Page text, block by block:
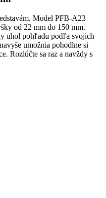
Model PFB-A23
od 22 mm do 150 mm.
uhol pohľadu podľa svojich
umožnia pohodlne si
Rozlúčte sa raz a navždy s